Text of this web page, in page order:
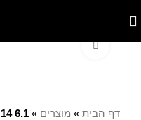
Click to enlarge
דף הבית » מוצרים »
6.1